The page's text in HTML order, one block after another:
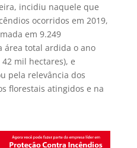
incidiu naquele que
ocorridos em 2019,
em 9.249
área total ardida o ano
mil hectares), e
pela relevância dos
florestais atingidos e na